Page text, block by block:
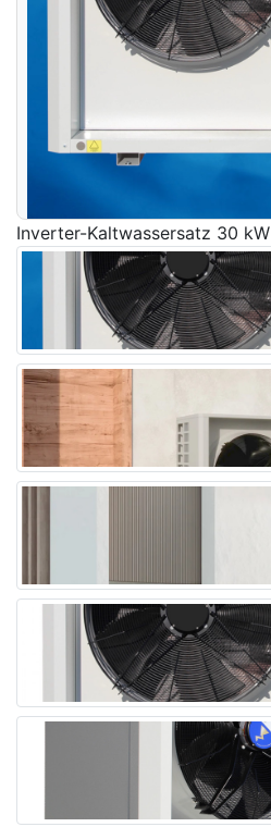
Inverter-Kaltwassersatz 30 kW